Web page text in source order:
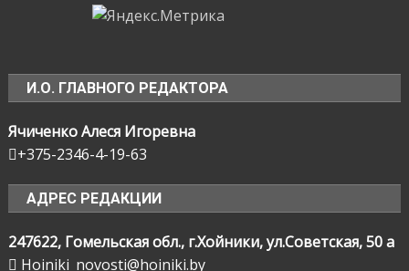
И.О. ГЛАВНОГО РЕДАКТОРА
Ячиченко Алеся Игоревна
+375-2346-4-19-63
АДРЕС РЕДАКЦИИ
247622, Гомельская обл., г.Хойники, ул.Советская, 50 а
Hoiniki_novosti@hoiniki.by